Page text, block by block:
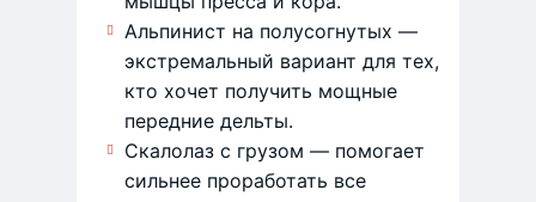
Альпинист на полусогнутых —
экстремальный вариант для тех,
кто хочет получить мощные
передние дельты.
Скалолаз с грузом — помогает
сильнее проработать все